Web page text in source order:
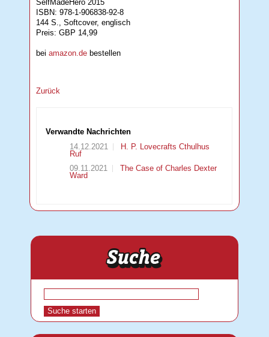
SelfMadeHero 2015
ISBN: 978-1-906838-92-8
144 S., Softcover, englisch
Preis: GBP 14,99
beiamazon.de bestellen
Zurück
Verwandte Nachrichten
14.12.2021
H. P. Lovecrafts Cthulhus
Ruf
09.11.2021
The Case of Charles Dexter
Ward